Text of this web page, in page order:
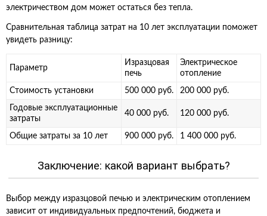
электричеством дом может остаться без тепла.
Сравнительная таблица затрат на 10 лет эксплуатации поможет
увидеть разницу:
Параметр
Изразцовая
печь
Электрическое
отопление
Стоимость установки 500 000 руб. 200 000 руб.
Годовые эксплуатационные
затраты
40 000 руб. 120 000 руб.
Общие затраты за 10 лет 900 000 руб. 1 400 000 руб.
Заключение: какой вариант выбрать?
Выбор между изразцовой печью и электрическим отоплением
зависит от индивидуальных предпочтений, бюджета и